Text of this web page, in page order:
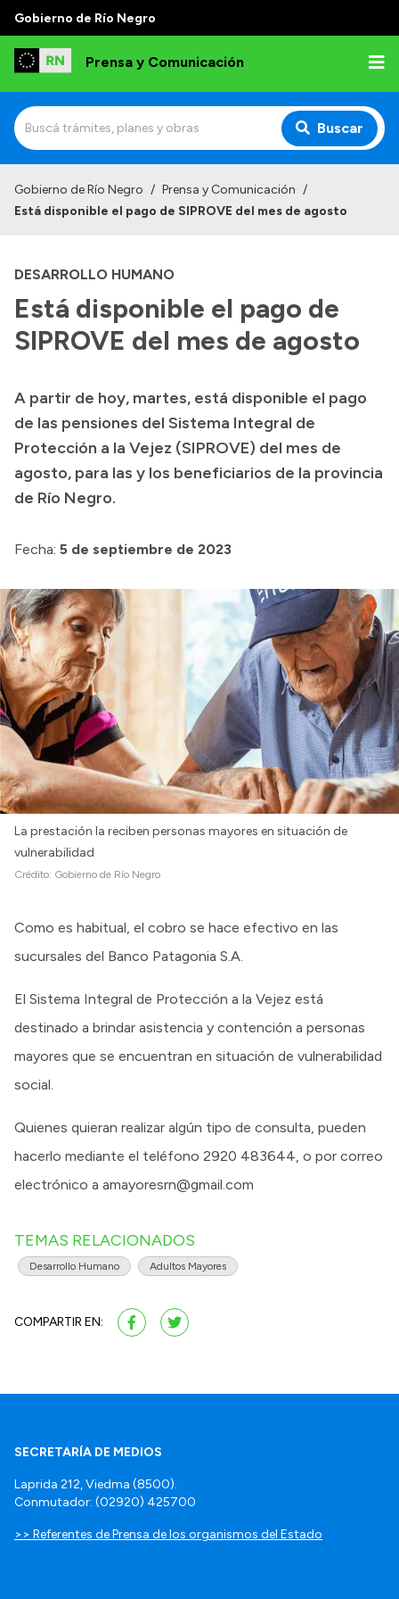
Gobierno de Río Negro
Prensa y Comunicación
Buscar
Archivo de noticias
Transparencia
Presupuesto
Boletín Oficial
Compras y licitaciones
Consulta de pago a proveedores
Intranet
Login
Gobierno de Río Negro / Prensa y Comunicación /
Está disponible el pago de SIPROVE del mes de agosto
DESARROLLO HUMANO
Está disponible el pago de
SIPROVE del mes de agosto
A partir de hoy, martes, está disponible el pago
de las pensiones del Sistema Integral de
Protección a la Vejez (SIPROVE) del mes de
agosto, para las y los beneficiarios de la provincia
de Río Negro.
Fecha: 5 de septiembre de 2023
La prestación la reciben personas mayores en situación de
vulnerabilidad
Crédito: Gobierno de Río Negro
Como es habitual, el cobro se hace efectivo en las
sucursales del Banco Patagonia S.A.
El Sistema Integral de Protección a la Vejez está
destinado a brindar asistencia y contención a personas
mayores que se encuentran en situación de vulnerabilidad
social.
Quienes quieran realizar algún tipo de consulta, pueden
hacerlo mediante el teléfono 2920 483644, o por correo
electrónico a amayoresrn@gmail.com
TEMAS RELACIONADOS
Desarrollo Humano Adultos Mayores
COMPARTIR EN:
SECRETARÍA DE MEDIOS
Laprida 212, Viedma (8500).
Conmutador: (02920) 425700
>> Referentes de Prensa de los organismos del Estado